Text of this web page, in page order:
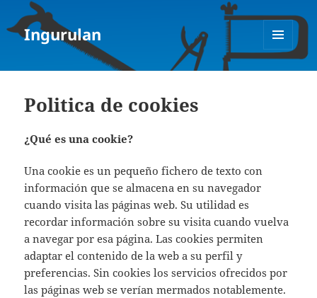
Ingurulan
MENÚ
Politica de cookies
¿Qué es una cookie?
Una cookie es un pequeño fichero de texto con
información que se almacena en su navegador
cuando visita las páginas web. Su utilidad es
recordar información sobre su visita cuando vuelva
a navegar por esa página. Las cookies permiten
adaptar el contenido de la web a su perfil y
preferencias. Sin cookies los servicios ofrecidos por
las páginas web se verían mermados notablemente.